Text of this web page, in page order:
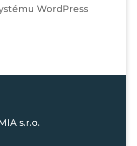
WordPress
s.r.o.